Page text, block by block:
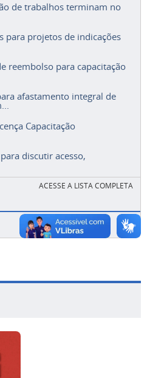
de trabalhos terminam no
para projetos de indicações
reembolso para capacitação
afastamento integral de
Capacitação
discutir acesso,
ACESSE A LISTA COMPLETA